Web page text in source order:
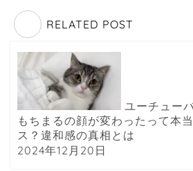
RELATED POST
ユーチュー
もちまるの顔が変わったって本
ス？違和感の真相とは
2024年12月20日